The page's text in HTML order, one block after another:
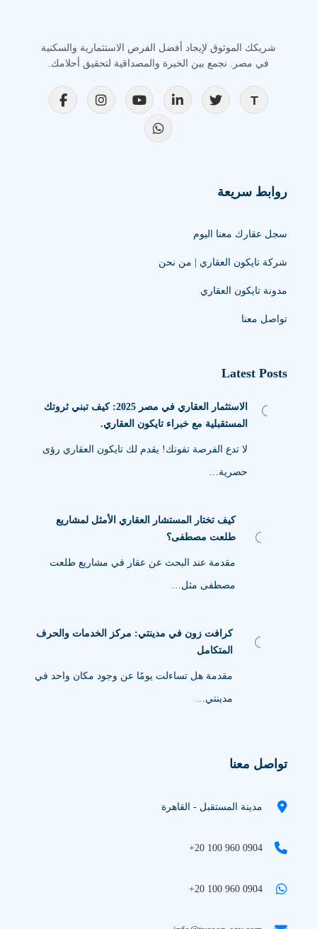
شريكك الموثوق لإيجاد أفضل الفرص الاستثمارية والسكنية
في مصر. نجمع بين الخبرة والمصداقية لتحقيق أحلامك.
روابط سريعة
سجل عقارك معنا اليوم
شركة تايكون العقاري | من نحن
مدونة تايكون العقاري
تواصل معنا
Latest Posts
الاستثمار العقاري في مصر 2025: كيف تبني ثروتك
المستقبلية مع خبراء تايكون العقاري.
لا تدع الفرصة تفوتك! يقدم لك تايكون العقاري رؤى
حصرية…
كيف تختار المستشار العقاري الأمثل لمشاريع
طلعت مصطفى؟
مقدمة عند البحث عن عقار في مشاريع طلعت
مصطفى مثل…
كرافت زون في مدينتي: مركز الخدمات والحرف
المتكامل
مقدمة هل تساءلت يومًا عن وجود مكان واحد في
مدينتي…
تواصل معنا
مدينة المستقبل - القاهرة
+20 100 960 0904
+20 100 960 0904